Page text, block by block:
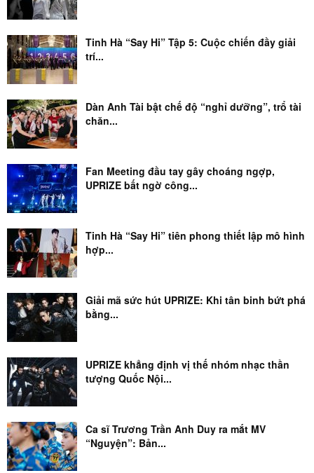
Tinh Hà “Say Hi” Tập 5: Cuộc chiến đầy giải
trí...
Dàn Anh Tài bật chế độ “nghỉ dưỡng”, trổ tài
chăn...
Fan Meeting đầu tay gây choáng ngợp,
UPRIZE bất ngờ công...
Tinh Hà “Say Hi” tiên phong thiết lập mô hình
hợp...
Giải mã sức hút UPRIZE: Khi tân binh bứt phá
bằng...
UPRIZE khẳng định vị thế nhóm nhạc thần
tượng Quốc Nội...
Ca sĩ Trương Trần Anh Duy ra mắt MV
“Nguyện”: Bản...